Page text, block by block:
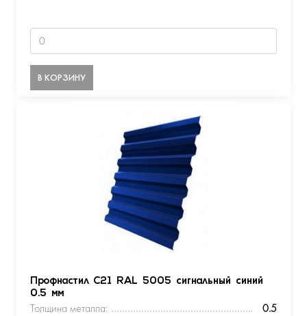
В КОРЗИНУ
Профнастил С21 RAL 5005 сигнальный синий
0.5 мм
Толщина металла:
0.5